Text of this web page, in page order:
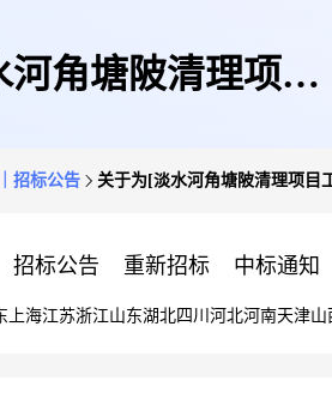
角塘陂清理项目
招标公告 关于为[淡水河角塘陂清理项目
招标公告 重新招标 中标通知
上海江苏浙江山东湖北四川 河北河南天津山